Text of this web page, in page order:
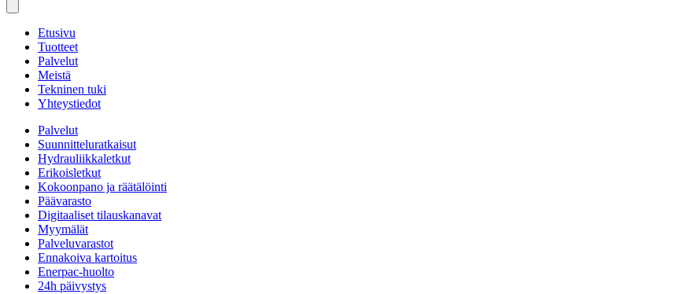
Etusivu
Tuotteet
Palvelut
Meistä
Tekninen tuki
Yhteystiedot
Palvelut
Suunnitteluratkaisut
Hydrauliikkaletkut
Erikoisletkut
Kokoonpano ja räätälöinti
Päävarasto
Digitaaliset tilauskanavat
Myymälät
Palveluvarastot
Ennakoiva kartoitus
Enerpac-huolto
24h päivystys